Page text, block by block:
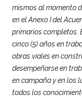
mismos al momento
en el Anexo I del
primarios completos.
cinco (5) años en
obras viales en
desempeñarse en
en campaña y en los
todos los